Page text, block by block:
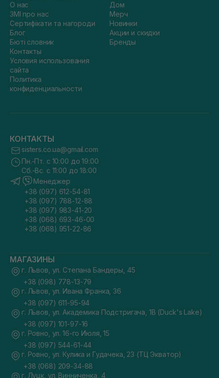
О нас
ЗМІ про нас
Сертифікати та нагороди
Блог
Бюті словник
Контакты
Условия использования
сайта
Политика
конфиденциальности
Дом
Мерч
Новинки
Акции и скидки
Бренды
КОНТАКТЫ
sisters.co.ua@gmail.com
Пн.-Пт. с 10:00 до 19:00
Сб.-Вс. с 11:00 до 18:00
Менеджер
+38 (097) 612-54-81
+38 (097) 788-12-88
+38 (097) 983-41-20
+38 (068) 693-46-00
+38 (068) 951-22-86
МАГАЗИНЫ
г. Львов, ул. Степана Бандеры, 45
+38 (098) 778-13-79
г. Львов, ул. Ивана Франка, 36
+38 (097) 611-95-94
г. Львов, ул. Академика Подстригача, 1В (Duck's Lake)
+38 (097) 101-97-16
г. Ровно, ул. 16-го Июля, 15
+38 (097) 544-61-44
г. Ровно, ул. Кулика и Гудачека, 23 (ТЦ Экватор)
+38 (068) 209-34-88
г. Луцк, ул. Винниченка, 4